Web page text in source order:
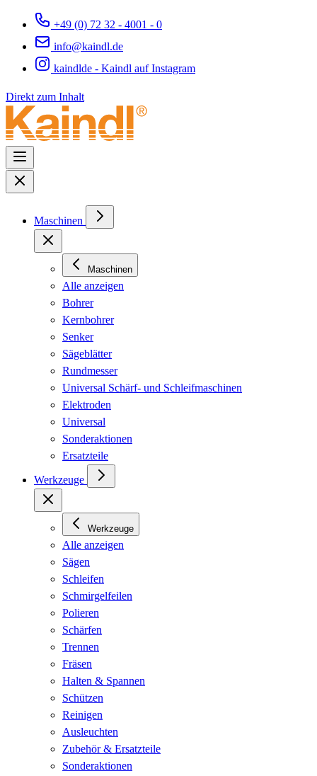
+49 (0) 72 32 - 4001 - 0
info@kaindl.de
kaindlde - Kaindl auf Instagram
Direkt zum Inhalt
Maschinen
Maschinen
Alle anzeigen
Bohrer
Kernbohrer
Senker
Sägeblätter
Rundmesser
Universal Schärf- und Schleifmaschinen
Elektroden
Universal
Sonderaktionen
Ersatzteile
Werkzeuge
Werkzeuge
Alle anzeigen
Sägen
Schleifen
Schmirgelfeilen
Polieren
Schärfen
Trennen
Fräsen
Halten & Spannen
Schützen
Reinigen
Ausleuchten
Zubehör & Ersatzteile
Sonderaktionen